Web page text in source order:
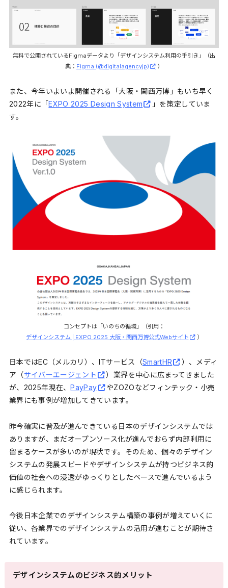
無料で公開されているFigmaデータより「デザインシステム利用の手引き」（出
典： Figma (@digitalagencyjp) ）
また、今年いよいよ開催される「大阪・関西万博」もいち早く
2022年に「EXPO 2025 Design System
」を策定していま
す。
コンセプトは「いのちの循環」（引用：
デザインシステム | EXPO 2025 大阪・関西万博公式Webサイト
）
日本ではEC（メルカリ）、ITサービス（SmartHR
）、メディ
ア（サイバーエージェント
）業界を中心に広まってきました
が、2025年現在、PayPay
やZOZOなどフィンテック・小売
業界にも事例が増加してきています。
昨今確実に普及が進んできている日本のデザインシステムでは
ありますが、まだオープンソース化が進んでおらず内部利用に
留まるケースが多いのが現状です。そのため、個々のデザイン
システムの発展スピードやデザインシステムが持つビジネス的
価値の社会への浸透がゆっくりとしたペースで進んでいるよう
に感じられます。
今後日本企業でのデザインシステム構築の事例が増えていくに
従い、各業界でのデザインシステムの活用が進むことが期待さ
れています。
デザインシステムのビジネス的メリット